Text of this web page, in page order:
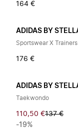
164 €
Sportswear X Trainers
176 €
Taekwondo
110,50 €137 €
-19%